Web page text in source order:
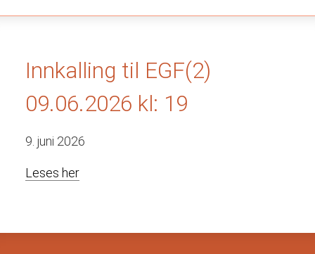
Innkalling til EGF(2)
09.06.2026 kl: 19
9. juni 2026
Leses her